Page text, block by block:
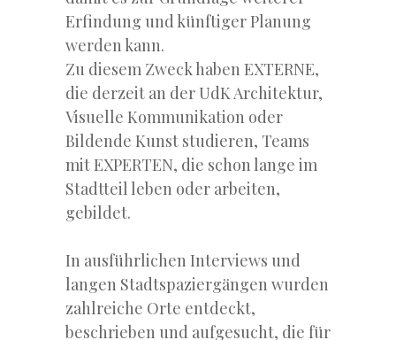
Erfindung und künftiger Planung
werden kann.
Zu diesem Zweck haben EXTERNE,
die derzeit an der UdK Architektur,
Visuelle Kommunikation oder
Bildende Kunst studieren, Teams
mit EXPERTEN, die schon lange im
Stadtteil leben oder arbeiten,
gebildet.
In ausführlichen Interviews und
langen Stadtspaziergängen wurden
zahlreiche Orte entdeckt,
beschrieben und aufgesucht, die für